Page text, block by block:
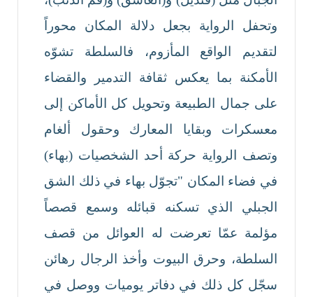
وتحفل الرواية بجعل دلالة المكان محوراً
لتقديم الواقع المأزوم، فالسلطة تشوّه
الأمكنة بما يعكس ثقافة التدمير والقضاء
على جمال الطبيعة وتحويل كل الأماكن إلى
معسكرات وبقايا المعارك وحقول ألغام
وتصف الرواية حركة أحد الشخصيات (بهاء)
في فضاء المكان "تجوّل بهاء في ذلك الشق
الجبلي الذي تسكنه قبائله وسمع قصصاً
مؤلمة عمّا تعرضت له العوائل من قصف
السلطة، وحرق البيوت وأخذ الرجال رهائن
سجّل كل ذلك في دفاتر يوميات ووصل في